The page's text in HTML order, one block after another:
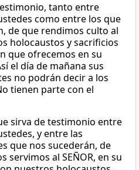
tanto entre
como entre los que
de que rendimos culto al
holocaustos y sacrificios
que ofrecemos en su
el día de mañana sus
no podrán decir a los
tienen parte con el
sirva de testimonio entre
y entre las
que nos sucederán, de
servimos al SEÑOR, en su